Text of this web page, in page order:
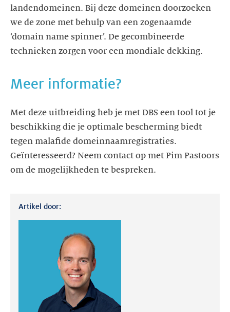
landendomeinen. Bij deze domeinen doorzoeken
we de zone met behulp van een zogenaamde
‘domain name spinner’. De gecombineerde
technieken zorgen voor een mondiale dekking.
Meer informatie?
Met deze uitbreiding heb je met DBS een tool tot je
beschikking die je optimale bescherming biedt
tegen malafide domeinnaamregistraties.
Geïnteresseerd? Neem contact op met Pim Pastoors
om de mogelijkheden te bespreken.
Artikel door: